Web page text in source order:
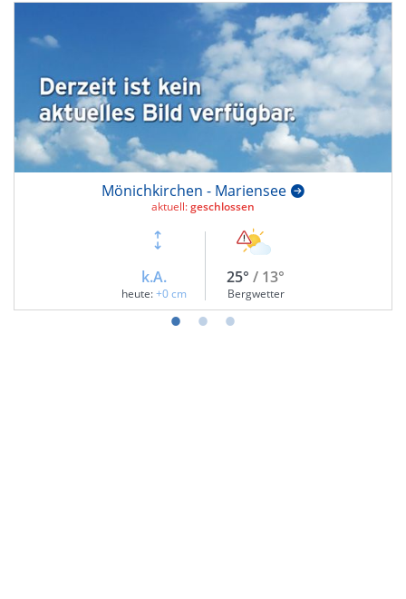
Mönichkirchen - Mariensee
aktuell:geschlossen
k.A.
heute:+0 cm
25° / 13°
Bergwetter